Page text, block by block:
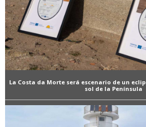
La Costa da Morte será escenario de un
sol de la Península